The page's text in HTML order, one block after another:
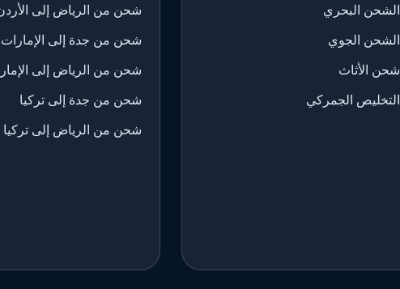
الشحن البحري
الشحن الجوي
شحن الأثاث
التخليص الجمركي
شحن من الرياض إلى
شحن من جدة إلى الإمارات
شحن من الرياض إلى
شحن من جدة إلى تركيا
شحن من الرياض إلى تركيا